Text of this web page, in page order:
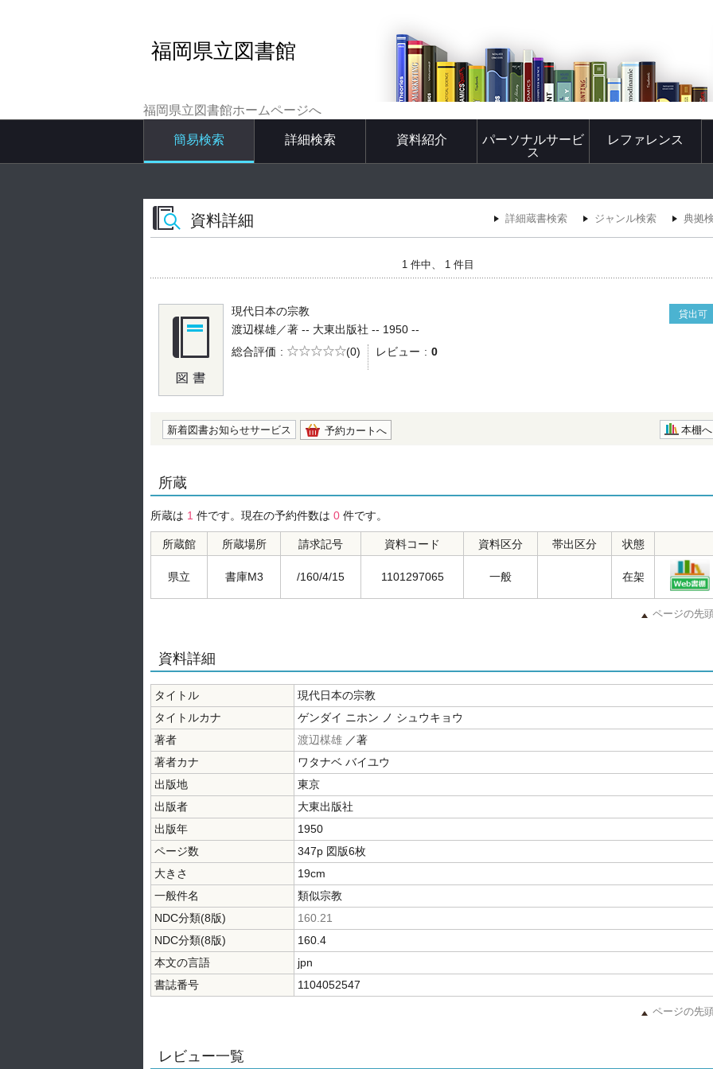
福岡県立図書館
福岡県立図書館ホームページへ
簡易検索 詳細検索 資料紹介
パーソナルサービ
ス
レファレンス
資料詳細 詳細蔵書検索 ジャンル検索 典拠
1 件中、 1 件目
現代日本の宗教 貸出可
渡辺楳雄／著 -- 大東出版社 -- 1950 --
総合評価
5段階評価
(0) レビュー 0
新着図書お知らせサービス 予約カートへ 本棚へ
所蔵
所蔵は 1 件です。現在の予約件数は 0 件です。
所蔵館 所蔵場所 請求記号 資料コード 資料区分 帯出区分 状態
県立 書庫M3 /160/4/15 1101297065 一般 在架
ページの先
資料詳細
タイトル
現代日本の宗教
タイトルカナ
ゲンダイ ニホン ノ シュウキョウ
著者
渡辺楳雄 ／著
著者カナ
ワタナベ バイユウ
出版地
東京
出版者
大東出版社
出版年
1950
ページ数
347p 図版6枚
大きさ
19cm
一般件名
類似宗教
NDC分類(8版)
160.21
NDC分類(8版)
160.4
本文の言語
jpn
書誌番号
1104052547
ページの先
レビュー一覧